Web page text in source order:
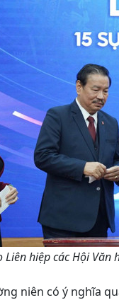
Liên hiệp các Hội Văn
niên có ý nghĩa